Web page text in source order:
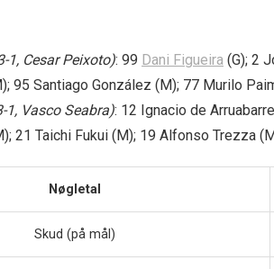
1, Cesar Peixoto): 99 Dani Figueira (G); 2
95 Santiago González (M); 77 Murilo
1, Vasco Seabra): 12 Ignacio de
21 Taichi Fukui (M); 19 Alfonso Trezza
Nøgletal
Skud (på mål)